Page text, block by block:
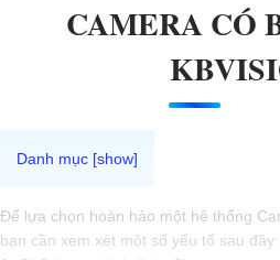
CAMERA CÓ
Để lựa chọn hoàn hảo một hệ thống
bạn cần xem xét một số yếu tố sau đây: